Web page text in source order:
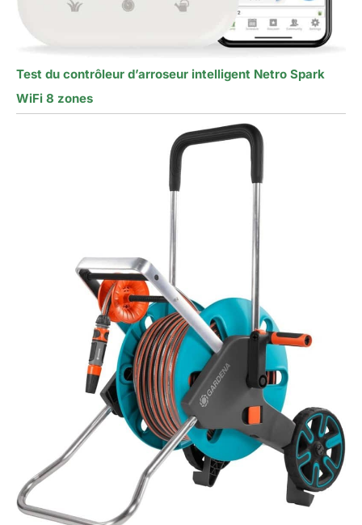
Test du contrôleur d’arroseur intelligent Netro Spark
WiFi 8 zones